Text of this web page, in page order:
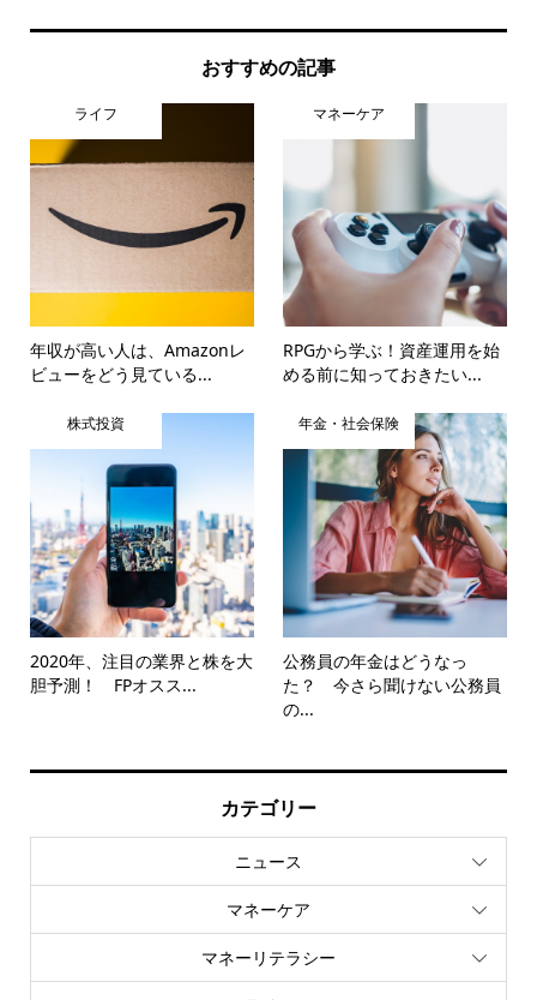
おすすめの記事
ライフ
年収が高い人は、Amazonレ
ビューをどう見ている...
マネーケア
RPGから学ぶ！資産運用を始
める前に知っておきたい...
株式投資
2020年、注目の業界と株を大
胆予測！ FPオスス...
年金・社会保険
公務員の年金はどうなっ
た？ 今さら聞けない公務員
の...
カテゴリー
ニュース
マネーケア
マネーリテラシー